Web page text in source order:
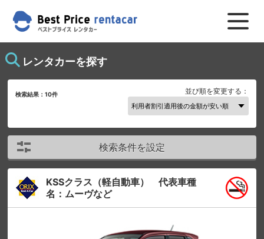
レンタカーを探す
検索結果：10件 並び順を変更する：
検索条件を設定
KSSクラス（軽自動車） 代表車種
名：ムーヴなど